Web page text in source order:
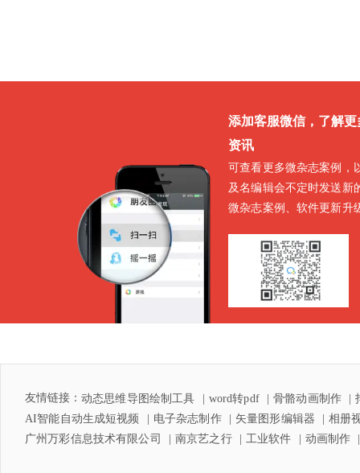
添加客服微信，了解更
资讯
可查看更多微杂志案例，
及名编辑会不定时发送新
微杂志案例、软件更新升
友情链接： 动态思维导图绘制工具 word转pdf 骨骼动画制作
AI智能自动生成短视频
电子杂志制作 矢量图形编辑器
相册
广州万彩信息技术有限公司
南京艺之行 工业软件 动画制作